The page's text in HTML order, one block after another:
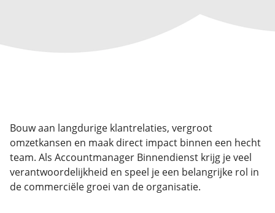
Bouw aan langdurige klantrelaties, vergroot
omzetkansen en maak direct impact binnen een hecht
team. Als Accountmanager Binnendienst krijg je veel
verantwoordelijkheid en speel je een belangrijke rol in
de commerciële groei van de organisatie.